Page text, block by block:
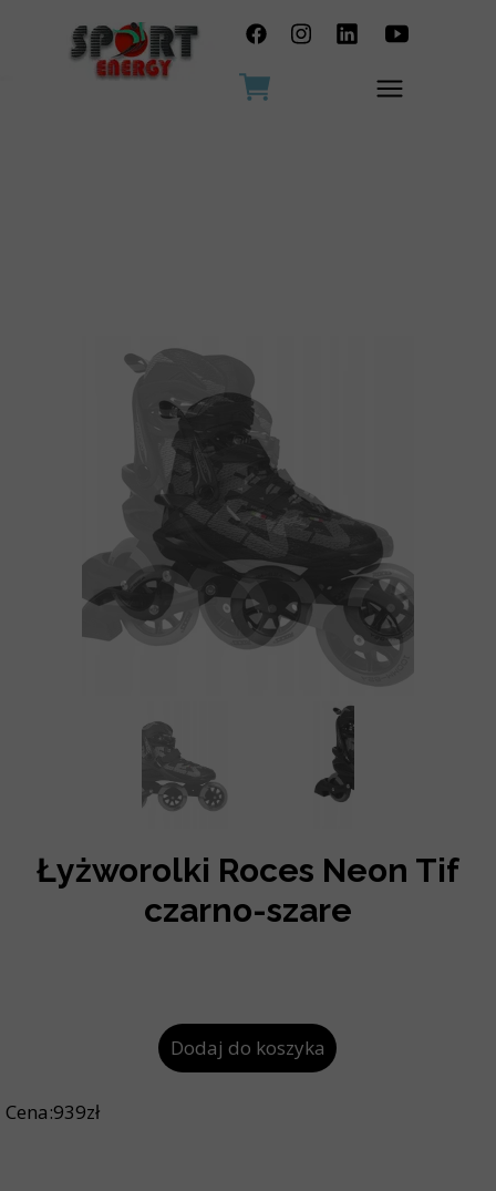
Łyżworolki Roces Neon Tif
czarno-szare
Cena:939zł
Dodaj do koszyka